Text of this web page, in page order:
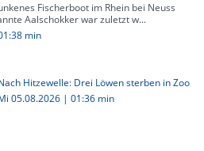
Fischerboot im Rhein bei Neuss
Aalschokker war zuletzt w...
min
Hitzewelle: Drei Löwen sterben in Zoo
05.08.2026 | 01:36 min